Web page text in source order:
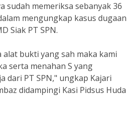
sudah memeriksa sebanyak 36
mengungkap kasus dugaan
Siak PT SPN.
alat bukti yang sah maka kami
serta menahan S yang
dari PT SPN," ungkap Kajari
didampingi Kasi Pidsus Huda